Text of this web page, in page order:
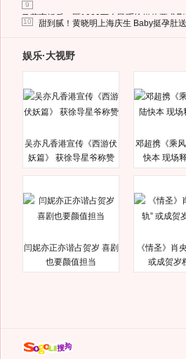
9
马蓉离婚后，砸1000万人民币给媒体要求删
10 甜到腻！黄晓明上海庆生 Baby挺孕肚
娱乐·大视野
吴亦凡香港宣传《西游伏
妖篇》 获徐导星爷称赞
邓超携《乘
快本 现场
闫妮亦正亦谐占贺岁 喜剧
也要颜值担当
《情圣》肖
或成贺岁